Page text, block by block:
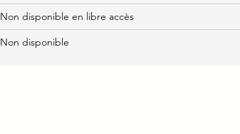
Non disponible en libre accès
Non disponible